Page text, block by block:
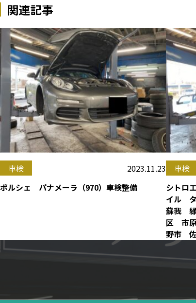
関連記事
車検
2023.11.23
ポルシェ パナメーラ（970）車検整備
車検
シトロ
イル
蘇我
区 市
野市